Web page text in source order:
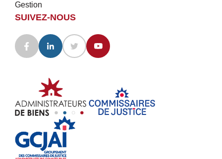
Gestion
SUIVEZ-NOUS